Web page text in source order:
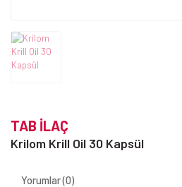
TAB İLAÇ
Krilom Krill Oil 30 Kapsül
Yorumlar (0)